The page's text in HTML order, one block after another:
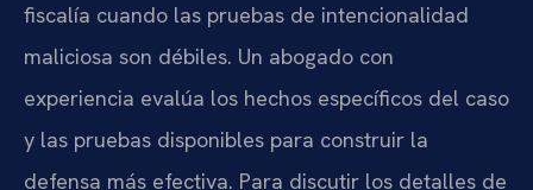
fiscalía cuando las pruebas de intencionalidad
maliciosa son débiles. Un abogado con
experiencia evalúa los hechos específicos del caso
y las pruebas disponibles para construir la
defensa más efectiva. Para discutir los detalles de